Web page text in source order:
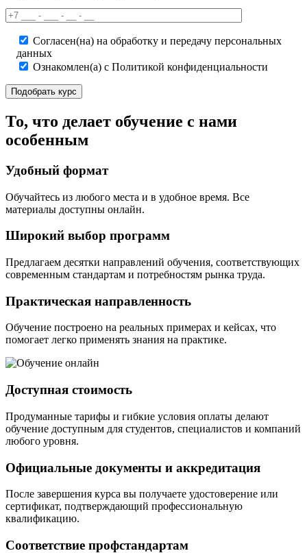
Согласен(на) на обработку и передачу персональных
данных
Ознакомлен(а) с Политикой конфиденциальности
То, что делает обучение с нами
особенным
Удобный формат
Обучайтесь из любого места и в удобное время. Все
материалы доступны онлайн.
Широкий выбор программ
Предлагаем десятки направлений обучения, соответствующих
современным стандартам и потребностям рынка труда.
Практическая направленность
Обучение построено на реальных примерах и кейсах, что
помогает легко применять знания на практике.
Доступная стоимость
Продуманные тарифы и гибкие условия оплаты делают
обучение доступным для студентов, специалистов и компаний
любого уровня.
Официальные документы и аккредитация
После завершения курса вы получаете удостоверение или
сертификат, подтверждающий профессиональную
квалификацию.
Соответствие профстандартам